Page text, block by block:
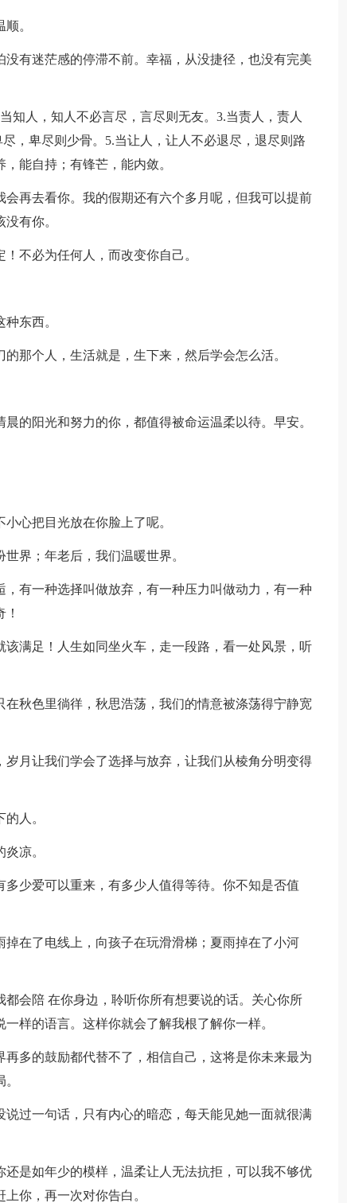
。
有迷茫感的停滞不前。幸福，从没捷径，也没有完美
知人，知人不必言尽，言尽则无友。3.当责人，责人
，卑尽则少骨。5.当让人，让人不必退尽，退尽则路
能自持；有锋芒，能内敛。
再去看你。我的假期还有六个多月呢，但我可以提前
有你。
不必为任何人，而改变你自己。
东西。
那个人，生活就是，生下来，然后学会怎么活。
的阳光和努力的你，都值得被命运温柔以待。早安。
心把目光放在你脸上了呢。
界；年老后，我们温暖世界。
有一种选择叫做放弃，有一种压力叫做动力，有一种
满足！人生如同坐火车，走一段路，看一处风景，听
秋色里徜徉，秋思浩荡，我们的情意被涤荡得宁静宽
月让我们学会了选择与放弃，让我们从棱角分明变得
人。
凉。
少爱可以重来，有多少人值得等待。你不知是否值
在了电线上，向孩子在玩滑滑梯；夏雨掉在了小河
会陪 在你身边，聆听你所有想要说的话。关心你所
样的语言。这样你就会了解我根了解你一样。
多的鼓励都代替不了，相信自己，这将是你未来最为
过一句话，只有内心的暗恋，每天能见她一面就很满
是如年少的模样，温柔让人无法抗拒，可以我不够优
你，再一次对你告白。